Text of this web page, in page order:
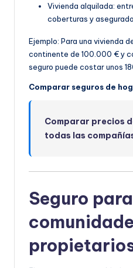
Vivienda alquilada:
coberturas y
Ejemplo: Para una vivienda
continente de 100.000 € y
seguro puede costar unos
Comparar seguros de
Comparar precios
todas las
Seguro para